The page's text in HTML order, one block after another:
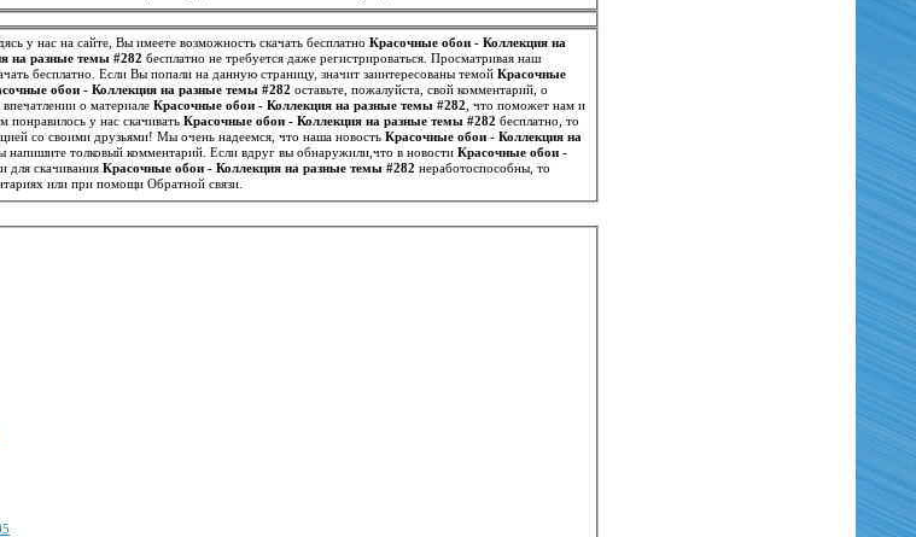
у нас на сайте, Вы имеете возможность скачать бесплатноКрасочные обои - Коллекция на
на разные темы #282 бесплатно не требуется даже регистрироваться. Просматривая наш
бесплатно. Если Вы попали на данную страницу, значит заинтересованы темойКрасочные
обои - Коллекция на разные темы #282 оставьте, пожалуйста, свой комментарий, о
впечатлении о материалеКрасочные обои - Коллекция на разные темы #282 , что поможет нам и
другим посетителям иметь точное представление о нем. Если вам понравилось у нас скачиватьКрасочные обои - Коллекция на разные темы #282 бесплатно, то
со своими друзьями! Мы очень надеемся, что наша новостьКрасочные обои - Коллекция на
напишите толковый комментарий. Если вдруг вы обнаружили,что в новостиКрасочные обои -
для скачиванияКрасочные обои - Коллекция на разные темы #282 неработоспособны, то
или при помощи Обратной связи.